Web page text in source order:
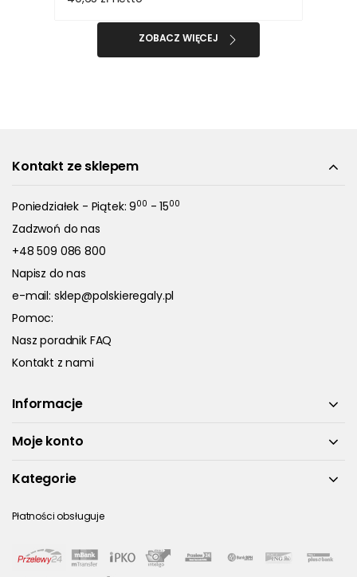
ZOBACZ WIĘCEJ
Kontakt ze sklepem
Poniedziałek - Piątek: 900 - 1500
Zadzwoń do nas
+48 509 086 800
Napisz do nas
e-mail: sklep@polskieregaly.pl
Pomoc:
Nasz poradnik FAQ
Kontakt z nami
Informacje
Moje konto
Kategorie
Płatności obsługuje